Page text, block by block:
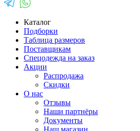
Каталог
Подборки
Таблица размеров
Поставщикам
Спецодежда на заказ
Акции
Распродажа
Скидки
О нас
Отзывы
Наши партнёры
Документы
Наш магазин